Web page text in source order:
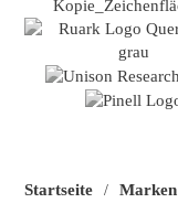
Startseite / Marken